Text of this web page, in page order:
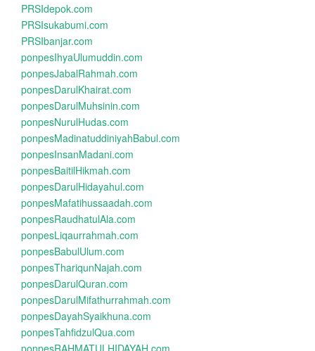
PRSIdepok.com
PRSIsukabumi.com
PRSIbanjar.com
ponpesIhyaUlumuddin.com
ponpesJabalRahmah.com
ponpesDarulKhairat.com
ponpesDarulMuhsinin.com
ponpesNurulHudas.com
ponpesMadinatuddiniyahBabul.com
ponpesInsanMadani.com
ponpesBaitilHikmah.com
ponpesDarulHidayahul.com
ponpesMafatihussaadah.com
ponpesRaudhatulAla.com
ponpesLiqaurrahmah.com
ponpesBabulUlum.com
ponpesThariqunNajah.com
ponpesDarulQuran.com
ponpesDarulMifathurrahmah.com
ponpesDayahSyaikhuna.com
ponpesTahfidzulQua.com
ponpesRAHMATULHIDAYAH.com